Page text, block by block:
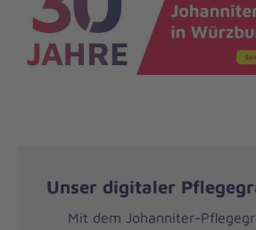
Unser digitaler
Mit dem Johanniter-